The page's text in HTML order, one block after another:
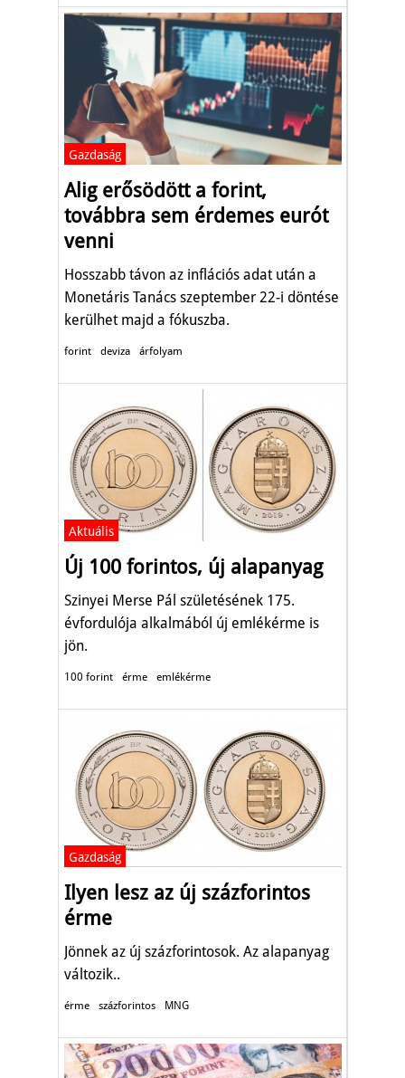
Gazdaság
Alig erősödött a forint,
továbbra sem érdemes eurót
venni
Hosszabb távon az inflációs adat után a
Monetáris Tanács szeptember 22-i döntése
kerülhet majd a fókuszba.
forint deviza árfolyam
Aktuális
Új 100 forintos, új alapanyag
Szinyei Merse Pál születésének 175.
évfordulója alkalmából új emlékérme is
jön.
100 forint érme emlékérme
Gazdaság
Ilyen lesz az új százforintos
érme
Jönnek az új százforintosok. Az alapanyag
változik..
érme százforintos MNG